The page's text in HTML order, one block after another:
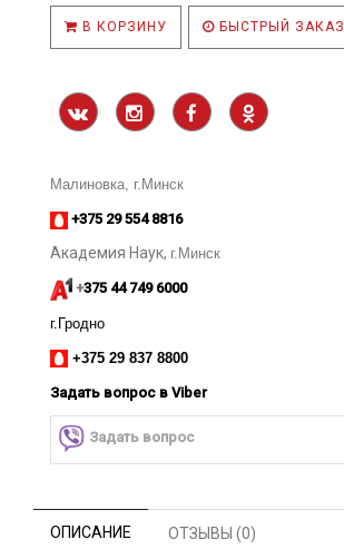
В КОРЗИНУ БЫСТРЫЙ ЗАКАЗ
Малиновка, г.Минск
+375 29 554 8816
Академия Наук, г.Минск
+375 44 749 6000
г.Гродно
+375 29 837 8800
Задать вопрос в Viber
Задать вопрос
ОПИСАНИЕ ОТЗЫВЫ (0)